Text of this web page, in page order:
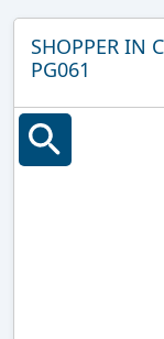
SHOPPER IN
PG061